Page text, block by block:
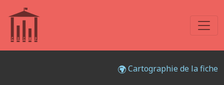
Cartographie de la fiche